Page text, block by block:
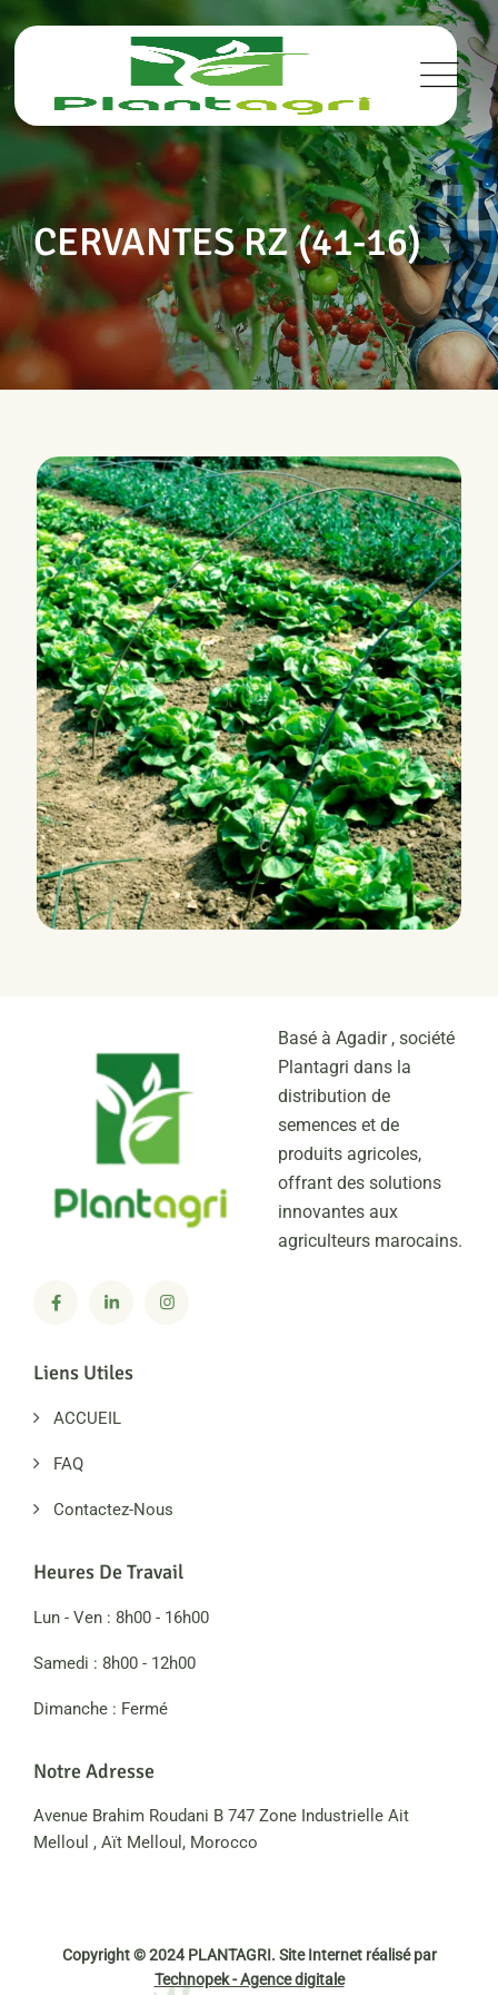
CERVANTES RZ (41-16)
Basé à Agadir , société
Plantagri dans la
distribution de
semences et de
produits agricoles,
offrant des solutions
innovantes aux
agriculteurs marocains.
Liens Utiles
ACCUEIL
FAQ
Contactez-Nous
Heures De Travail
Lun - Ven : 8h00 - 16h00
Samedi : 8h00 - 12h00
Dimanche : Fermé
Notre Adresse
Avenue Brahim Roudani B 747 Zone Industrielle Ait
Melloul , Aït Melloul, Morocco
Copyright © 2024 PLANTAGRI. Site Internet réalisé par
Technopek - Agence digitale